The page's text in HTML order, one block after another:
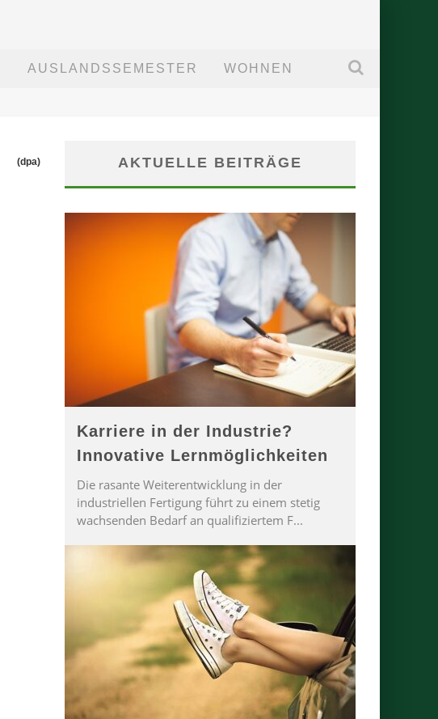
AUSLANDSSEMESTER WOHNEN
(dpa) AKTUELLE BEITRÄGE
Karriere in der Industrie?
Innovative Lernmöglichkeiten
Die rasante Weiterentwicklung in der
industriellen Fertigung führt zu einem stetig
wachsenden Bedarf an qualifiziertem F...